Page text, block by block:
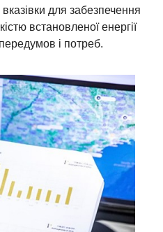
для забезпечення
встановленої енергії
і потреб.